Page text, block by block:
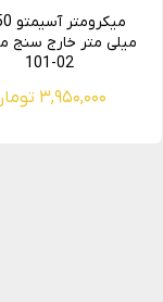
02-101
۳,۹۵۰,۰۰۰ تومان